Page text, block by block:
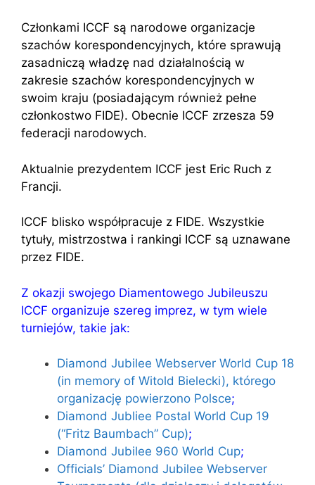
Członkami ICCF są narodowe organizacje
szachów korespondencyjnych, które sprawują
zasadniczą władzę nad działalnością w
zakresie szachów korespondencyjnych w
swoim kraju (posiadającym również pełne
członkostwo FIDE). Obecnie ICCF zrzesza 59
federacji narodowych.
Aktualnie prezydentem ICCF jest Eric Ruch z
Francji.
ICCF blisko współpracuje z FIDE. Wszystkie
tytuły, mistrzostwa i rankingi ICCF są uznawane
przez FIDE.
Z okazji swojego Diamentowego Jubileuszu
ICCF organizuje szereg imprez, w tym wiele
turniejów, takie jak:
Diamond Jubilee Webserver World Cup 18
(in memory of Witold Bielecki), którego
organizację powierzono Polsce;
Diamond Jubliee Postal World Cup 19
(“Fritz Baumbach” Cup);
Diamond Jubilee 960 World Cup;
Officials’ Diamond Jubilee Webserver